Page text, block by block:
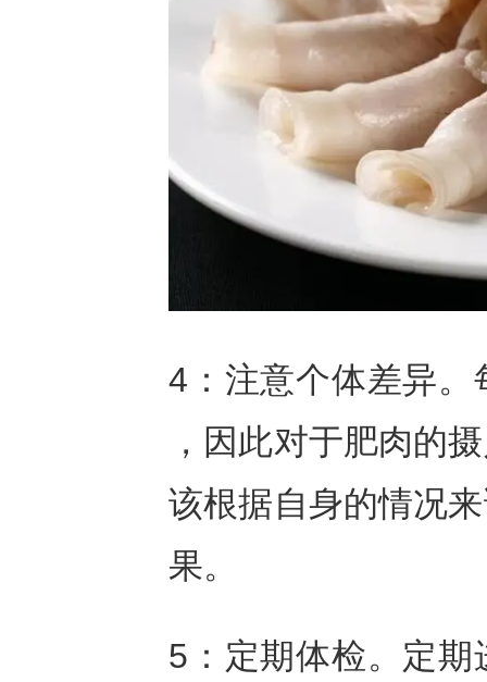
4：注意个体差异
，因此对于肥肉的
该根据自身的情况
果。
5：定期体检。定